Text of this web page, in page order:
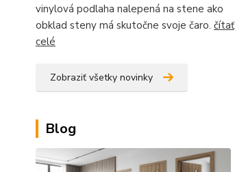
vinylová podlaha nalepená na stene ako
obklad steny má skutočne svoje čaro. čítať
celé
Zobraziť všetky novinky
Blog